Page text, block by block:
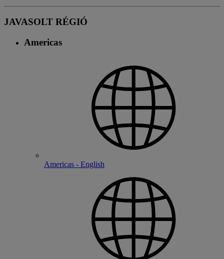
JAVASOLT RÉGIÓ
Americas
Americas - English